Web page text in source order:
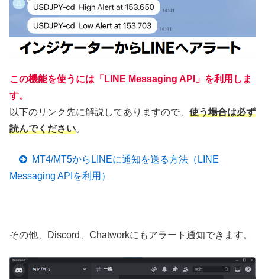
この機能を使うには「LINE Messaging API」を利用しま
す。
以下のリンク先に解説してありますので、 使う場合は必ず
読んでください。
MT4/MT5からLINEに通知を送る方法（LINE
Messaging APIを利用）
その他、Discord、Chatworkにもアラート通知できます。